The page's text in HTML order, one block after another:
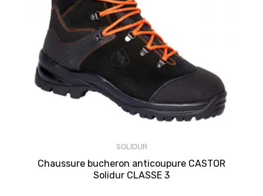
SOLIDUR
Chaussure bucheron anticoupure CASTOR
Solidur CLASSE 3